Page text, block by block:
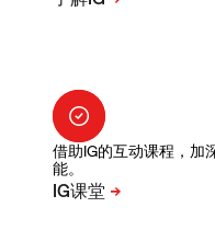
借助IG的互动课程，加
能。